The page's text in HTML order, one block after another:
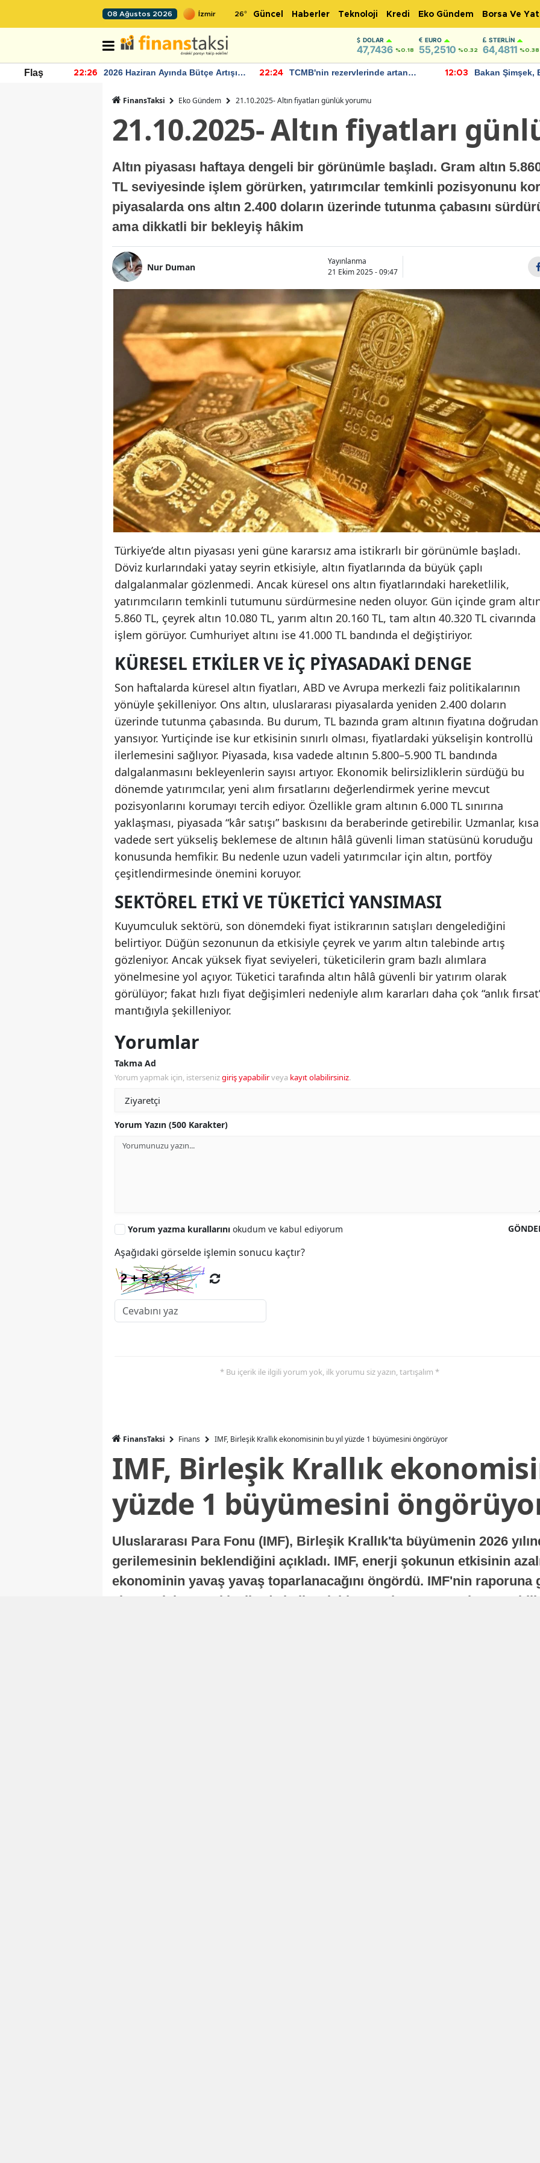
08 Ağustos 2026 26° Güncel Haberler Teknoloji Kredi Eko Gündem Borsa Ve
DOLAR
47,7436 %0.18
EURO
55,2510 %0.32
STERLIN
64,4811 %0.38
Flaş 22:26
2026 Haziran Ayında Bütçe Artışı
22:24
TCMB'nin rezervlerinde artan
12:03
Bakan Şimşek,
FinansTaksi Eko Gündem 21.10.2025- Altın fiyatları günlük yorumu
21.10.2025- Altın fiyatları
Altın piyasası haftaya dengeli bir görünümle başladı. Gram altın
TL seviyesinde işlem görürken, yatırımcılar temkinli pozisyonunu
piyasalarda ons altın 2.400 doların üzerinde tutunma çabasını
ama dikkatli bir bekleyiş hâkim
Nur Duman
Yayınlanma
21 Ekim 2025 - 09:47
Türkiye’de altın piyasası yeni güne kararsız ama istikrarlı bir görünümle başladı.
Döviz kurlarındaki yatay seyrin etkisiyle, altın fiyatlarında da büyük çaplı
dalgalanmalar gözlenmedi. Ancak küresel ons altın fiyatlarındaki hareketlilik,
yatırımcıların temkinli tutumunu sürdürmesine neden oluyor. Gün içinde gram
5.860 TL, çeyrek altın 10.080 TL, yarım altın 20.160 TL, tam altın 40.320 TL civarında
işlem görüyor. Cumhuriyet altını ise 41.000 TL bandında el değiştiriyor.
KÜRESEL ETKILER VE İÇ PIYASADAKI DENGE
Son haftalarda küresel altın fiyatları, ABD ve Avrupa merkezli faiz politikalarının
yönüyle şekilleniyor. Ons altın, uluslararası piyasalarda yeniden 2.400 doların
üzerinde tutunma çabasında. Bu durum, TL bazında gram altının fiyatına doğrudan
yansıyor. Yurtiçinde ise kur etkisinin sınırlı olması, fiyatlardaki yükselişin kontrollü
ilerlemesini sağlıyor. Piyasada, kısa vadede altının 5.800–5.900 TL bandında
dalgalanmasını bekleyenlerin sayısı artıyor. Ekonomik belirsizliklerin sürdüğü bu
dönemde yatırımcılar, yeni alım fırsatlarını değerlendirmek yerine mevcut
pozisyonlarını korumayı tercih ediyor. Özellikle gram altının 6.000 TL sınırına
yaklaşması, piyasada “kâr satışı” baskısını da beraberinde getirebilir. Uzmanlar, kısa
vadede sert yükseliş beklemese de altının hâlâ güvenli liman statüsünü koruduğu
konusunda hemfikir. Bu nedenle uzun vadeli yatırımcılar için altın, portföy
çeşitlendirmesinde önemini koruyor.
SEKTÖREL ETKI VE TÜKETICI YANSIMASI
Kuyumculuk sektörü, son dönemdeki fiyat istikrarının satışları dengelediğini
belirtiyor. Düğün sezonunun da etkisiyle çeyrek ve yarım altın talebinde artış
gözleniyor. Ancak yüksek fiyat seviyeleri, tüketicilerin gram bazlı alımlara
yönelmesine yol açıyor. Tüketici tarafında altın hâlâ güvenli bir yatırım olarak
görülüyor; fakat hızlı fiyat değişimleri nedeniyle alım kararları daha çok “anlık
mantığıyla şekilleniyor.
Yorumlar
Takma Ad
Yorum yapmak için, istersenizgiriş yapabilirveya kayıt olabilirsiniz.
Yorum Yazın (500 Karakter)
Yorum yazma kurallarını okudum ve kabul ediyorum
Aşağıdaki görselde işlemin sonucu kaçtır?
* Bu içerik ile ilgili yorum yok, ilk yorumu siz yazın, tartışalım *
FinansTaksi Finans IMF, Birleşik Krallık ekonomisinin bu yıl yüzde 1 büyümesini öngörüyor
IMF, Birleşik Krallık
yüzde 1 büyümesini
Uluslararası Para Fonu (IMF), Birleşik Krallık'ta büyümenin 2026
gerilemesinin beklendiğini açıkladı. IMF, enerji şokunun etkisinin
ekonominin yavaş yavaş toparlanacağını öngördü. IMF'nin raporuna
ekonomisi, sonraki yıllarda istikrarlı bir toparlanma süreci